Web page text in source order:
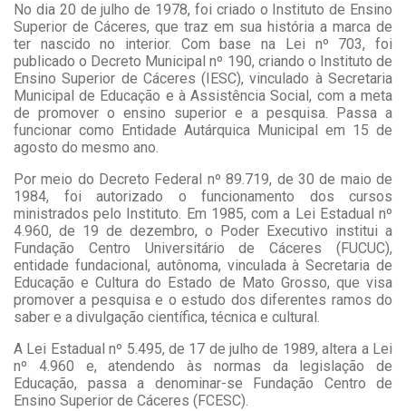
No dia 20 de julho de 1978, foi criado o Instituto de Ensino
Superior de Cáceres, que traz em sua história a marca de
ter nascido no interior. Com base na Lei nº 703, foi
publicado o Decreto Municipal nº 190, criando o Instituto de
Ensino Superior de Cáceres (IESC), vinculado à Secretaria
Municipal de Educação e à Assistência Social, com a meta
de promover o ensino superior e a pesquisa. Passa a
funcionar como Entidade Autárquica Municipal em 15 de
agosto do mesmo ano.
Por meio do Decreto Federal nº 89.719, de 30 de maio de
1984, foi autorizado o funcionamento dos cursos
ministrados pelo Instituto. Em 1985, com a Lei Estadual nº
4.960, de 19 de dezembro, o Poder Executivo institui a
Fundação Centro Universitário de Cáceres (FUCUC),
entidade fundacional, autônoma, vinculada à Secretaria de
Educação e Cultura do Estado de Mato Grosso, que visa
promover a pesquisa e o estudo dos diferentes ramos do
saber e a divulgação científica, técnica e cultural.
A Lei Estadual nº 5.495, de 17 de julho de 1989, altera a Lei
nº 4.960 e, atendendo às normas da legislação de
Educação, passa a denominar-se Fundação Centro de
Ensino Superior de Cáceres (FCESC).